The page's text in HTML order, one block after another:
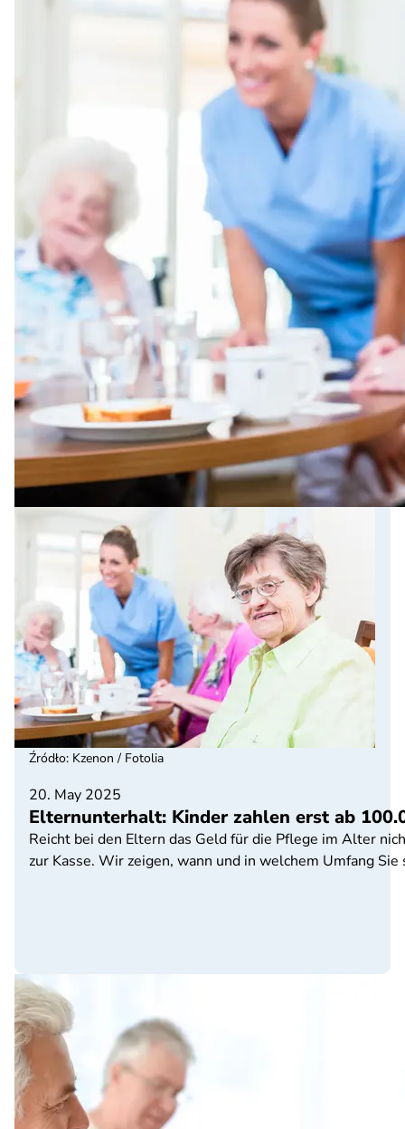
20. May 2025
Elternunterhalt: Kinder zahlen erst ab
Reicht bei den Eltern das Geld für die Pflege im Alter
zur Kasse. Wir zeigen, wann und in welchem Umfang
Źródło: Kzenon / Fotolia